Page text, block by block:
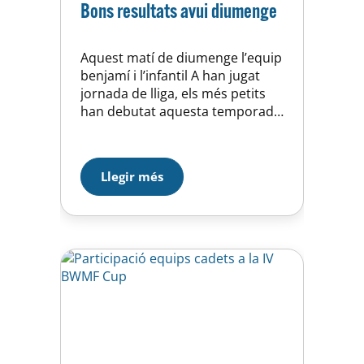
Bons resultats avui diumenge
Aquest matí de diumenge l’equip
benjamí i l’infantil A han jugat
jornada de lliga, els més petits
han debutat aquesta temporada
partit jugat davant l’equip local
hem perdut per un ajustat 8 a 7,
durant la major part del partit el
nostre equip ha…
Llegir més